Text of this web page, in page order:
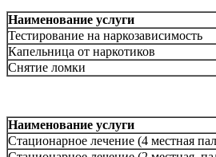
Наименование услуги
Тестирование на наркозависимость
Капельница от наркотиков
Снятие ломки
Наименование услуги
Стационарное лечение (4 местная